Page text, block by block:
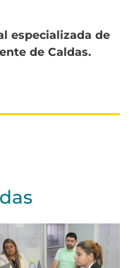
especializada de
de Caldas.